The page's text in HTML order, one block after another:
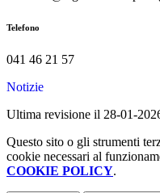
Telefono
041 46 21 57
Notizie
Ultima revisione il 28-01-
Questo sito o gli strumenti
cookie necessari al
COOKIE POLICY.